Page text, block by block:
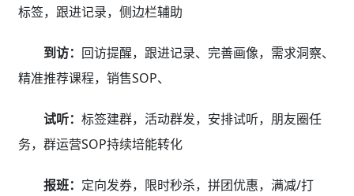
标签，跟进记录，侧边栏辅助
到访： 回访提醒，跟进记录、完善画像，需求洞察、
精准推荐课程，销售SOP、
试听： 标签建群，活动群发，安排试听，朋友圈任
务，群运营SOP持续培能转化
报班： 定向发券，限时秒杀，拼团优惠，满减/打